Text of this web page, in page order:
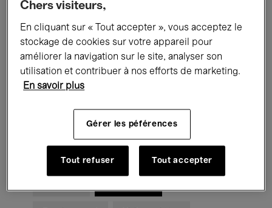
Tous les événements Concerts
Expositions Performances
Rencontres & Débats
Musique classique Global Music
Chers visiteurs,
En cliquant sur « Tout accepter », vous acceptez le
stockage de cookies sur votre appareil pour
améliorer la navigation sur le site, analyser son
utilisation et contribuer à nos efforts de marketing.
En savoir plus
Gérer les péférences
Tout refuser Tout accepter